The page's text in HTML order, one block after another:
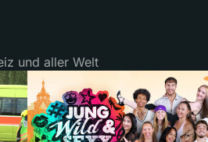
und aller Welt